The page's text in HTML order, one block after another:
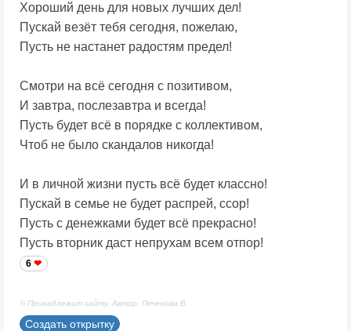
Хороший день для новых лучших дел!
Пускай везёт тебя сегодня, пожелаю,
Пусть не настанет радостям предел!
Смотри на всё сегодня с позитивом,
И завтра, послезавтра и всегда!
Пусть будет всё в порядке с коллективом,
Чтоб не было скандалов никогда!
И в личной жизни пусть всё будет классно!
Пускай в семье не будет распрей, ссор!
Пусть с денежками будет всё прекрасно!
Пусть вторник даст непрухам всем отпор!
6
© Принадлежит сайту. Автор: Печенова В.
Создать открытку